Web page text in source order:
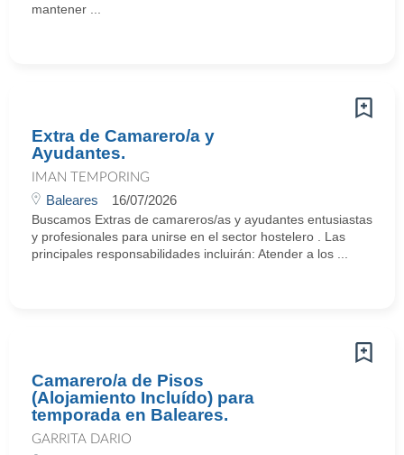
mantener ...
Extra de Camarero/a y
Ayudantes.
IMAN TEMPORING
Baleares 16/07/2026
Buscamos Extras de camareros/as y ayudantes entusiastas
y profesionales para unirse en el sector hostelero . Las
principales responsabilidades incluirán: Atender a los ...
Camarero/a de Pisos
(Alojamiento Incluído) para
temporada en Baleares.
GARRITA DARIO